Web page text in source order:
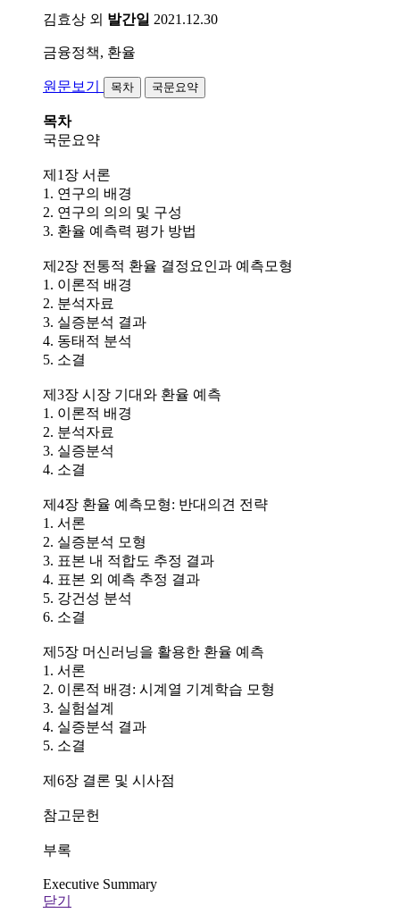
김효상 외 발간일 2021.12.30
금융정책, 환율
원문보기 목차 국문요약
목차
국문요약
제1장 서론
1. 연구의 배경
2. 연구의 의의 및 구성
3. 환율 예측력 평가 방법
제2장 전통적 환율 결정요인과 예측모형
1. 이론적 배경
2. 분석자료
3. 실증분석 결과
4. 동태적 분석
5. 소결
제3장 시장 기대와 환율 예측
1. 이론적 배경
2. 분석자료
3. 실증분석
4. 소결
제4장 환율 예측모형: 반대의견 전략
1. 서론
2. 실증분석 모형
3. 표본 내 적합도 추정 결과
4. 표본 외 예측 추정 결과
5. 강건성 분석
6. 소결
제5장 머신러닝을 활용한 환율 예측
1. 서론
2. 이론적 배경: 시계열 기계학습 모형
3. 실험설계
4. 실증분석 결과
5. 소결
제6장 결론 및 시사점
참고문헌
부록
Executive Summary
닫기